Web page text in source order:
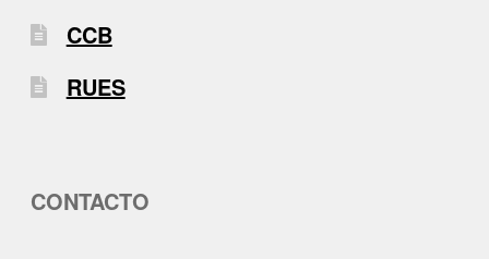
CCB
RUES
CONTACTO